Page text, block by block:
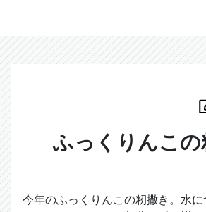
ふっくりんこの
今年のふっくりんこの籾撒き。水に